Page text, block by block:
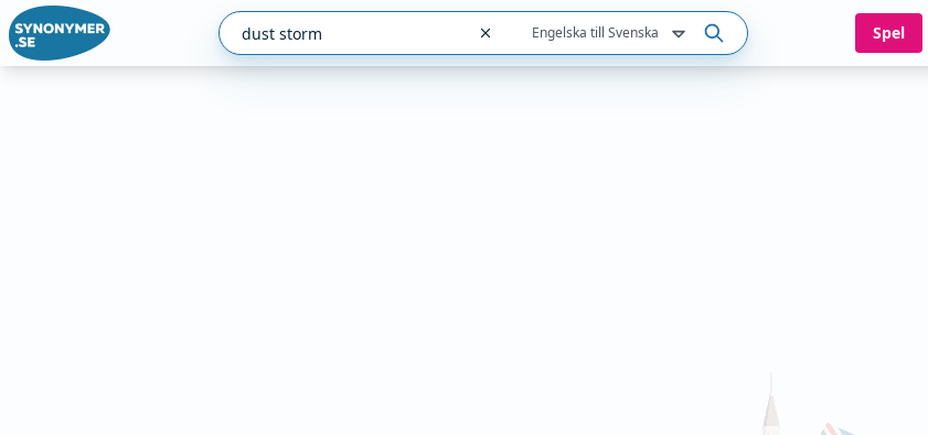
Engelska till Svenska Spel